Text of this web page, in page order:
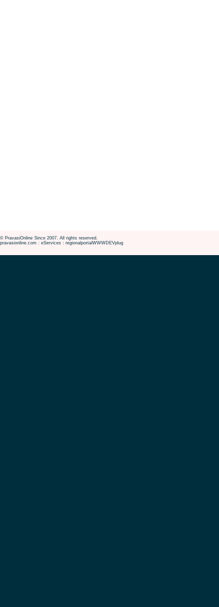
© PravasiOnline Since 2007. All rights reserved.
pravasionline.com : eServices : regionalportalWWWDEVplug